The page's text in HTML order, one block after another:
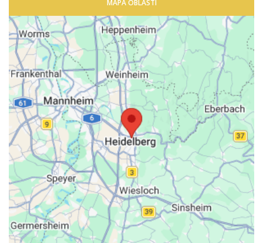
MAPA OBLASTI